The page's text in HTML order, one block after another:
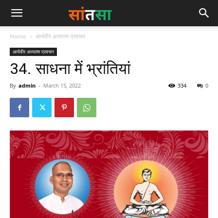
Home आर्यवीर अध्यात्म प्रवचन
आर्यवीर अध्यात्म प्रवचन
34. साधना में भ्रांतियां
By admin - March 15, 2022 0
334